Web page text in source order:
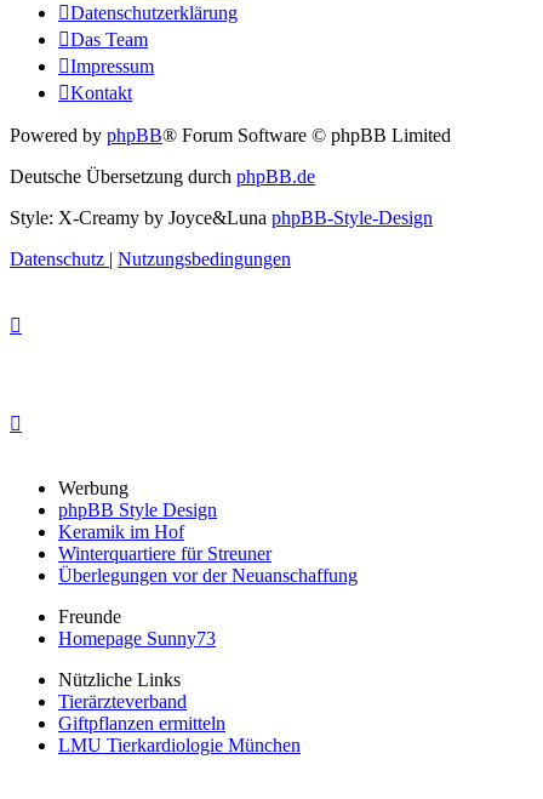
Datenschutzerklärung
Das Team
Impressum
Kontakt
Powered by phpBB® Forum Software © phpBB Limited
Deutsche Übersetzung durch phpBB.de
Style: X-Creamy by Joyce&Luna phpBB-Style-Design
Datenschutz | Nutzungsbedingungen
Werbung
phpBB Style Design
Keramik im Hof
Winterquartiere für Streuner
Überlegungen vor der Neuanschaffung
Freunde
Homepage Sunny73
Nützliche Links
Tierärzteverband
Giftpflanzen ermitteln
LMU Tierkardiologie München